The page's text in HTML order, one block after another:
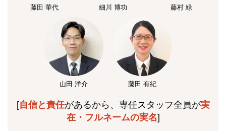
藤田 華代 細川 博功 藤村 緑
山田 洋介 藤田 有紀
[自信と責任があるから、専任スタッフ全員が実
在・フルネームの実名]